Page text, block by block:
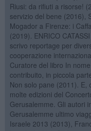
Riusi: da rifiuti a risorse!
servizio del bene (2016),
Mogador a Firenze: i
(2019). ENRICO
scrivo reportage per
cooperazione
Curatore del libro In
contribuito, in piccola
Non solo pane (2011). E,
molte edizioni del
Gerusalemme. Gli autori
Gerusalemme ultimo
Israele 2013 (2013),